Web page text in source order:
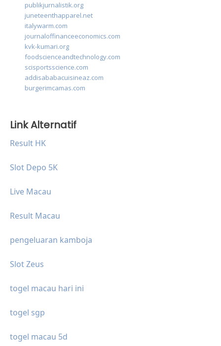
publikjurnalistik.org
juneteenthapparel.net
italywarm.com
journaloffinanceeconomics.com
kvk-kumari.org
foodscienceandtechnology.com
scisportsscience.com
addisababacuisineaz.com
burgerimcamas.com
Link Alternatif
Result HK
Slot Depo 5K
Live Macau
Result Macau
pengeluaran kamboja
Slot Zeus
togel macau hari ini
togel sgp
togel macau 5d